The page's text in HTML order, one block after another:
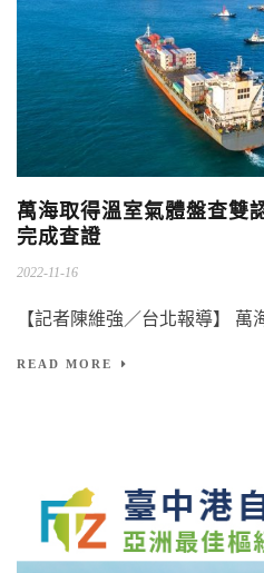
萬海取得溫室氣體盤查雙
完成查證
2022-11-16
【記者陳維強／台北報導】 萬
READ MORE